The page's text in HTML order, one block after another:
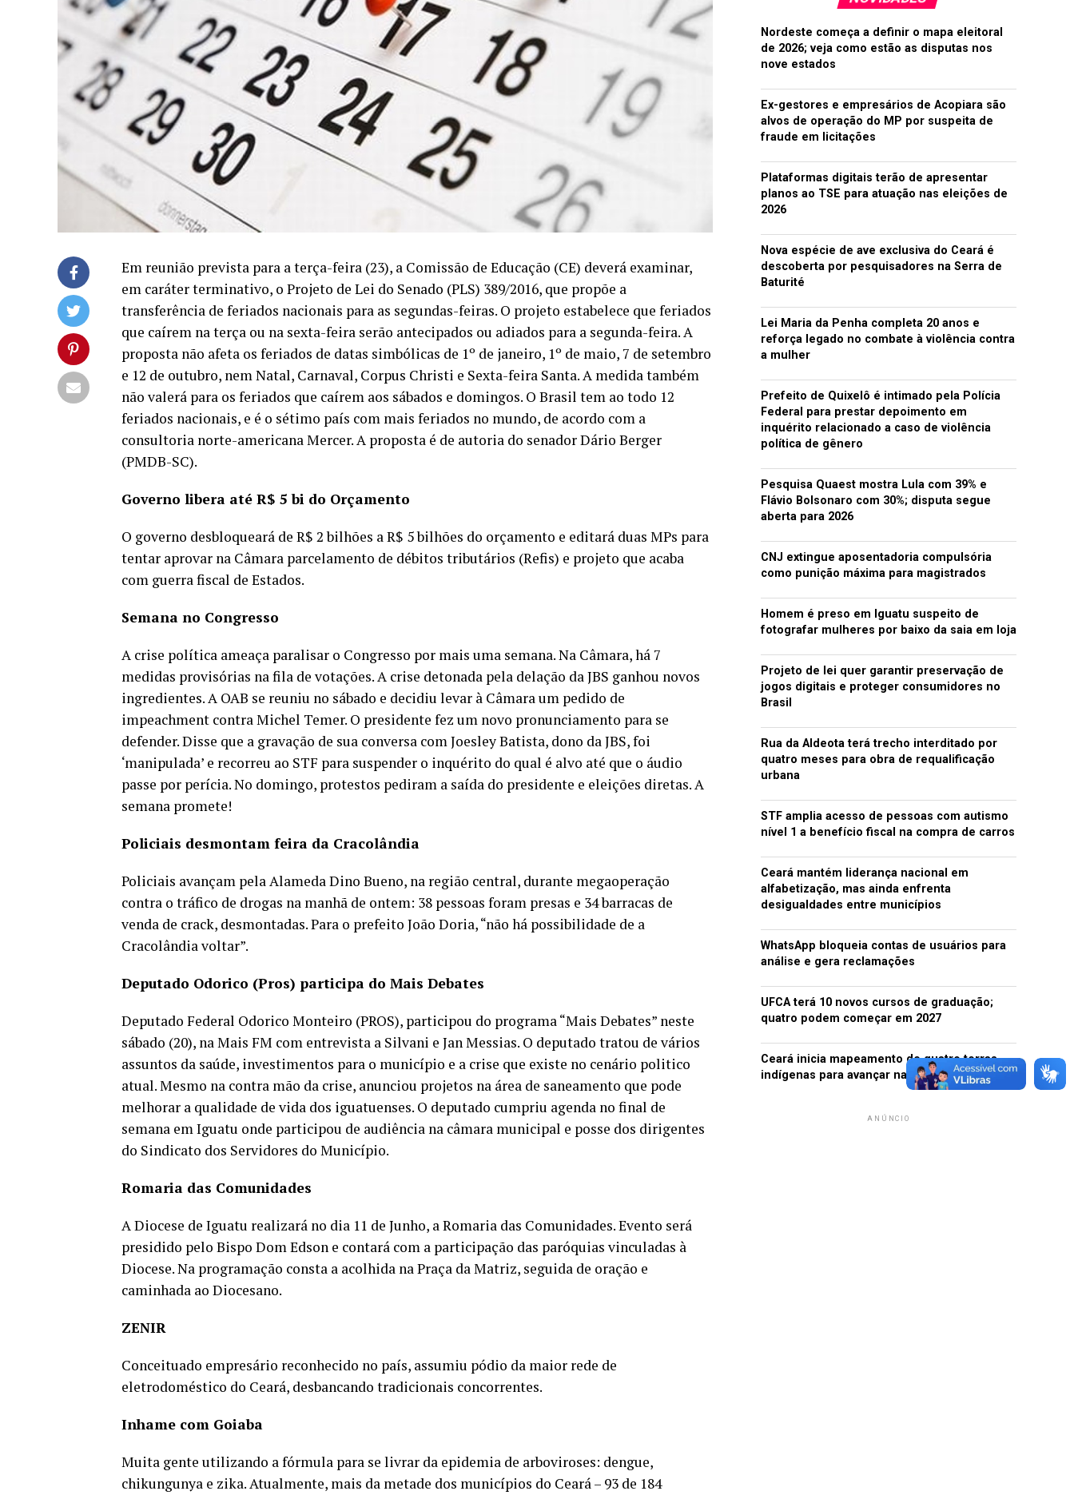
Em reunião prevista para a terça-feira (23), a Comissão de Educação (CE) deverá examinar,
em caráter terminativo, o Projeto de Lei do Senado (PLS) 389/2016, que propõe a
transferência de feriados nacionais para as segundas-feiras. O projeto estabelece que feriados
que caírem na terça ou na sexta-feira serão antecipados ou adiados para a segunda-feira. A
proposta não afeta os feriados de datas simbólicas de 1º de janeiro, 1º de maio, 7 de setembro
e 12 de outubro, nem Natal, Carnaval, Corpus Christi e Sexta-feira Santa. A medida também
não valerá para os feriados que caírem aos sábados e domingos. O Brasil tem ao todo 12
feriados nacionais, e é o sétimo país com mais feriados no mundo, de acordo com a
consultoria norte-americana Mercer. A proposta é de autoria do senador Dário Berger
(PMDB-SC).
Governo libera até R$ 5 bi do Orçamento
O governo desbloqueará de R$ 2 bilhões a R$ 5 bilhões do orçamento e editará duas MPs para
tentar aprovar na Câmara parcelamento de débitos tributários (Refis) e projeto que acaba
com guerra fiscal de Estados.
Semana no Congresso
A crise política ameaça paralisar o Congresso por mais uma semana. Na Câmara, há 7
medidas provisórias na fila de votações. A crise detonada pela delação da JBS ganhou novos
ingredientes. A OAB se reuniu no sábado e decidiu levar à Câmara um pedido de
impeachment contra Michel Temer. O presidente fez um novo pronunciamento para se
defender. Disse que a gravação de sua conversa com Joesley Batista, dono da JBS, foi
‘manipulada’ e recorreu ao STF para suspender o inquérito do qual é alvo até que o áudio
passe por perícia. No domingo, protestos pediram a saída do presidente e eleições diretas. A
semana promete!
Policiais desmontam feira da Cracolândia
Policiais avançam pela Alameda Dino Bueno, na região central, durante megaoperação
contra o tráfico de drogas na manhã de ontem: 38 pessoas foram presas e 34 barracas de
venda de crack, desmontadas. Para o prefeito João Doria, “não há possibilidade de a
Cracolândia voltar”.
Deputado Odorico (Pros) participa do Mais Debates
Deputado Federal Odorico Monteiro (PROS), participou do programa “Mais Debates” neste
sábado (20), na Mais FM com entrevista a Silvani e Jan Messias. O deputado tratou de vários
assuntos da saúde, investimentos para o município e a crise que existe no cenário politico
atual. Mesmo na contra mão da crise, anunciou projetos na área de saneamento que pode
melhorar a qualidade de vida dos iguatuenses. O deputado cumpriu agenda no final de
semana em Iguatu onde participou de audiência na câmara municipal e posse dos dirigentes
do Sindicato dos Servidores do Município.
Romaria das Comunidades
A Diocese de Iguatu realizará no dia 11 de Junho, a Romaria das Comunidades. Evento será
presidido pelo Bispo Dom Edson e contará com a participação das paróquias vinculadas à
Diocese. Na programação consta a acolhida na Praça da Matriz, seguida de oração e
caminhada ao Diocesano.
ZENIR
Conceituado empresário reconhecido no país, assumiu pódio da maior rede de
eletrodoméstico do Ceará, desbancando tradicionais concorrentes.
Inhame com Goiaba
Muita gente utilizando a fórmula para se livrar da epidemia de arboviroses: dengue,
chikungunya e zika. Atualmente, mais da metade dos municípios do Ceará – 93 de 184
Nordeste começa a definir o mapa eleitoral
de 2026; veja como estão as disputas nos
nove estados
Ex-gestores e empresários de Acopiara são
alvos de operação do MP por suspeita de
fraude em licitações
Plataformas digitais terão de apresentar
planos ao TSE para atuação nas eleições de
2026
Nova espécie de ave exclusiva do Ceará é
descoberta por pesquisadores na Serra de
Baturité
Lei Maria da Penha completa 20 anos e
reforça legado no combate à violência contra
a mulher
Prefeito de Quixelô é intimado pela Polícia
Federal para prestar depoimento em
inquérito relacionado a caso de violência
política de gênero
Pesquisa Quaest mostra Lula com 39% e
Flávio Bolsonaro com 30%; disputa segue
aberta para 2026
CNJ extingue aposentadoria compulsória
como punição máxima para magistrados
Homem é preso em Iguatu suspeito de
fotografar mulheres por baixo da saia em loja
Projeto de lei quer garantir preservação de
jogos digitais e proteger consumidores no
Brasil
Rua da Aldeota terá trecho interditado por
quatro meses para obra de requalificação
urbana
STF amplia acesso de pessoas com autismo
nível 1 a benefício fiscal na compra de carros
Ceará mantém liderança nacional em
alfabetização, mas ainda enfrenta
desigualdades entre municípios
WhatsApp bloqueia contas de usuários para
análise e gera reclamações
UFCA terá 10 novos cursos de graduação;
quatro podem começar em 2027
Ceará inicia mapeamento de quatro terras
indígenas para avançar na demarcação
ANÚNCIO